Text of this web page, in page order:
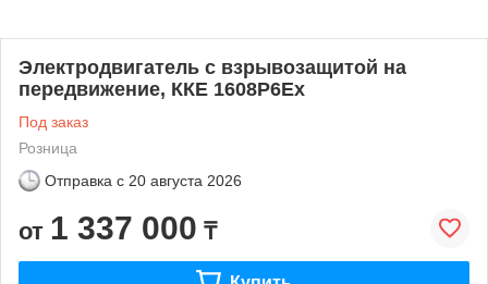
Электродвигатель с взрывозащитой на
передвижение, ККЕ 1608Р6Ех
Под заказ
Розница
Отправка с 20 августа 2026
от 1 337 000 ₸